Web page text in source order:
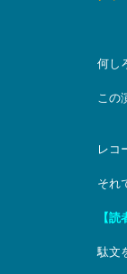
何し
この
レコ
それ
【読
駄文